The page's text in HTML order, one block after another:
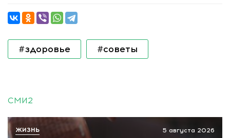
#здоровье #советы
СМИ2
5 августа 2026
ЖИЗНЬ